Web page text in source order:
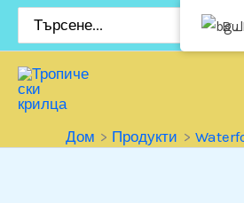
Премини
Търсене
Дом Продукти